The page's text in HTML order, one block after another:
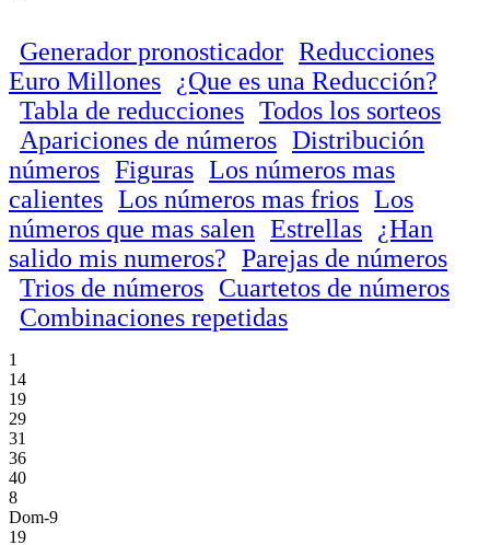
Generador pronosticador Reducciones
Euro Millones
¿Que es una Reducción?
Tabla de reducciones Todos los sorteos
Apariciones de números Distribución
números Figuras Los números mas
calientes Los números mas frios Los
números que mas salen Estrellas
¿Han
salido mis numeros? Parejas de números
Trios de números Cuartetos de números
Combinaciones repetidas
1
14
19
29
31
36
40
8
Dom-9
19